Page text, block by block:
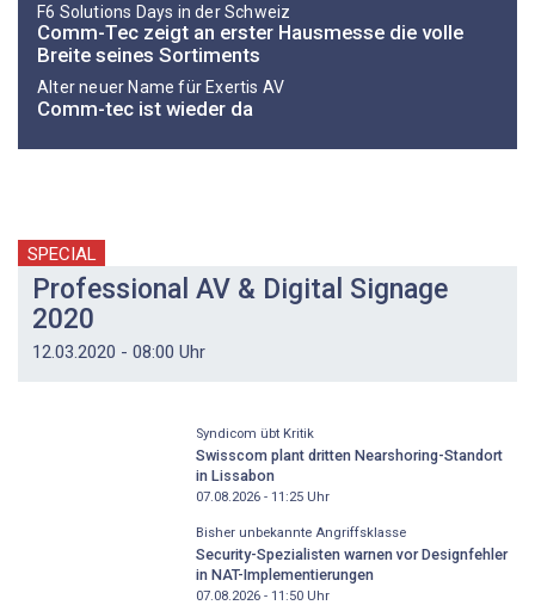
F6 Solutions Days in der Schweiz
Comm-Tec zeigt an erster Hausmesse die volle
Breite seines Sortiments
Alter neuer Name für Exertis AV
Comm-tec ist wieder da
SPECIAL
Professional AV & Digital Signage
2020
12.03.2020 - 08:00 Uhr
Syndicom übt Kritik
Swisscom plant dritten Nearshoring-Standort
in Lissabon
07.08.2026 - 11:25Uhr
Bisher unbekannte Angriffsklasse
Security-Spezialisten warnen vor Designfehler
in NAT-Implementierungen
07.08.2026 - 11:50Uhr